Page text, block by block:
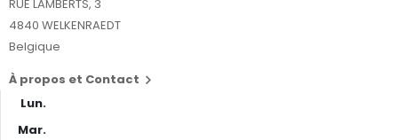
RUE LAMBERTS, 3
4840 WELKENRAEDT
Belgique
À propos et Contact 
Lun.
Mar.